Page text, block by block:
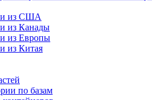
из США
из Канады
из Европы
из Китая
по базам